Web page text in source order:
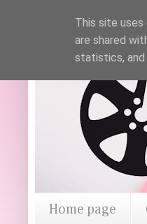
Home page
This site
are shared
statistics,